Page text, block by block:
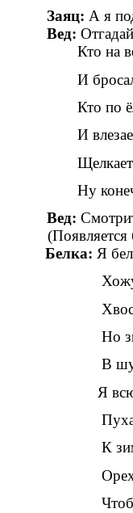
Заяц: А я
Вед:
Кто на
И бросал
Кто по
И
Щелкает
Ну
Вед:
Белка: Я
Хожу в
Хвостик
Но
В шубку
Я всю
Пуха,
К зиме
Орехи,
Чтоб